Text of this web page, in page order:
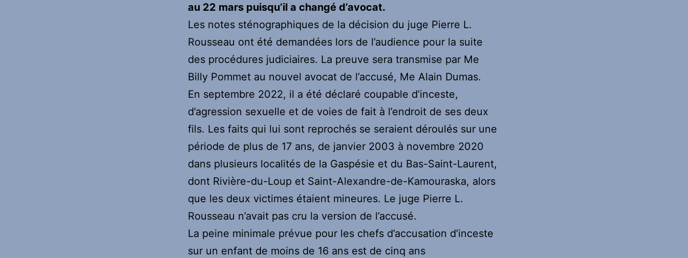
au 22 mars puisqu’il a changé d’avocat.
Les notes sténographiques de la décision du juge Pierre L.
Rousseau ont été demandées lors de l’audience pour la suite
des procédures judiciaires. La preuve sera transmise par Me
Billy Pommet au nouvel avocat de l’accusé, Me Alain Dumas.
En septembre 2022, il a été déclaré coupable d’inceste,
d’agression sexuelle et de voies de fait à l’endroit de ses deux
fils. Les faits qui lui sont reprochés se seraient déroulés sur une
période de plus de 17 ans, de janvier 2003 à novembre 2020
dans plusieurs localités de la Gaspésie et du Bas-Saint-Laurent,
dont Rivière-du-Loup et Saint-Alexandre-de-Kamouraska, alors
que les deux victimes étaient mineures. Le juge Pierre L.
Rousseau n’avait pas cru la version de l’accusé.
La peine minimale prévue pour les chefs d’accusation d’inceste
sur un enfant de moins de 16 ans est de cinq ans